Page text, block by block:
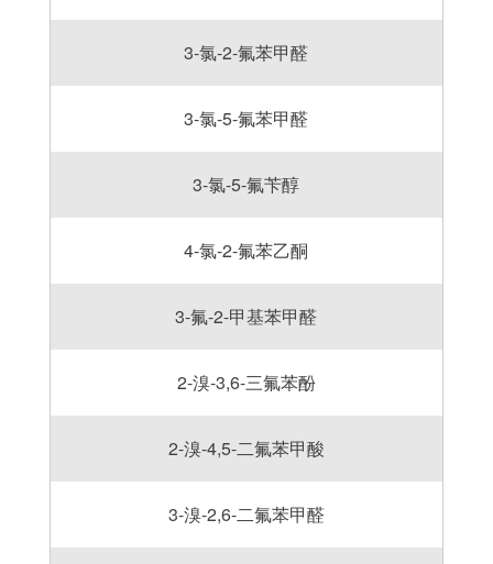
3-氯-2-氟苯甲醛
3-氯-5-氟苯甲醛
3-氯-5-氟苄醇
4-氯-2-氟苯乙酮
3-氟-2-甲基苯甲醛
2-溴-3,6-三氟苯酚
2-溴-4,5-二氟苯甲酸
3-溴-2,6-二氟苯甲醛